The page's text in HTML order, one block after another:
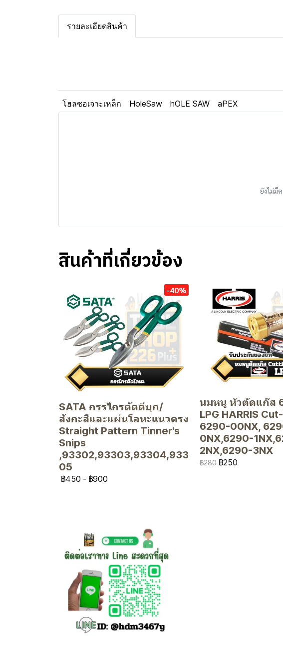
รายละเอียดสินค้า
โฮลซอเจาะเหล็ก HoleSaw hOLE SAW aPEX
ยังไม่มี
สินค้าที่เกี่ยวข้อง
-40%
SATA กรรไกรตัดดีบุก/
สังกะสีและแผ่นโลหะแนวตรง
Straight Pattern Tinner's
Snips
,93302,93303,93304,933
05
฿450 - ฿900
นมหนู หัวตัดแก๊ส
LPG HARRIS
6290-00NX,
0NX,6290-
2NX,6290-3NX
฿280 ฿250